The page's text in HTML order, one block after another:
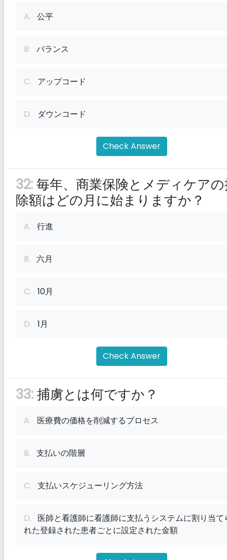
A. 公平
B. バランス
C. アップコード
D. ダウンコード
Check Answer
32:毎年、商業保険とメディケア
除額はどの月に始まりますか？
A. 行進
B. 六月
C. 10月
D. 1月
Check Answer
33:捕虜とは何ですか？
A. 医療費の価格を削減するプロセス
B. 支払いの階層
C. 支払いスケジューリング方法
D. 医師と看護師に看護師に支払うシステムに割り当て
れた登録された患者ごとに設定された金額